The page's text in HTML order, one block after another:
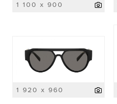
1 100 x 900
1 920 x 960